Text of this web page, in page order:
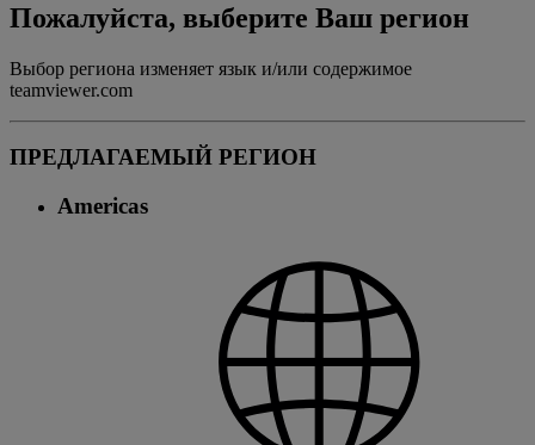
Пожалуйста, выберите Ваш регион
Выбор региона изменяет язык и/или содержимое
teamviewer.com
ПРЕДЛАГАЕМЫЙ РЕГИОН
Americas